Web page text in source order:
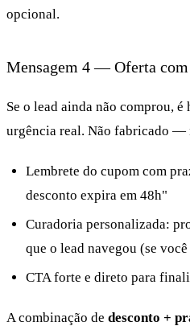
opcional.
Mensagem 4 — Oferta
Se o lead ainda não comprou, é
urgência real. Não fabricado —
Lembrete do cupom com
desconto expira em 48h"
Curadoria personalizada:
que o lead navegou (se você
CTA forte e direto para
A combinação de desconto +